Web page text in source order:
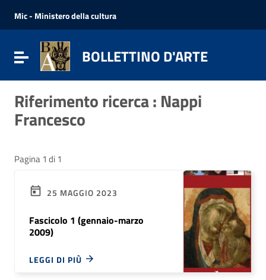
Vai al menu di navigazione
Vai al footer
Mic - Ministero della cultura
Attiva / disattiva la navigazione
BOLLETTINO D'ARTE
Riferimento ricerca : Nappi
Francesco
Pagina 1 di 1
25 MAGGIO 2023
Fascicolo 1 (gennaio-marzo
2009)
LEGGI DI PIÙ